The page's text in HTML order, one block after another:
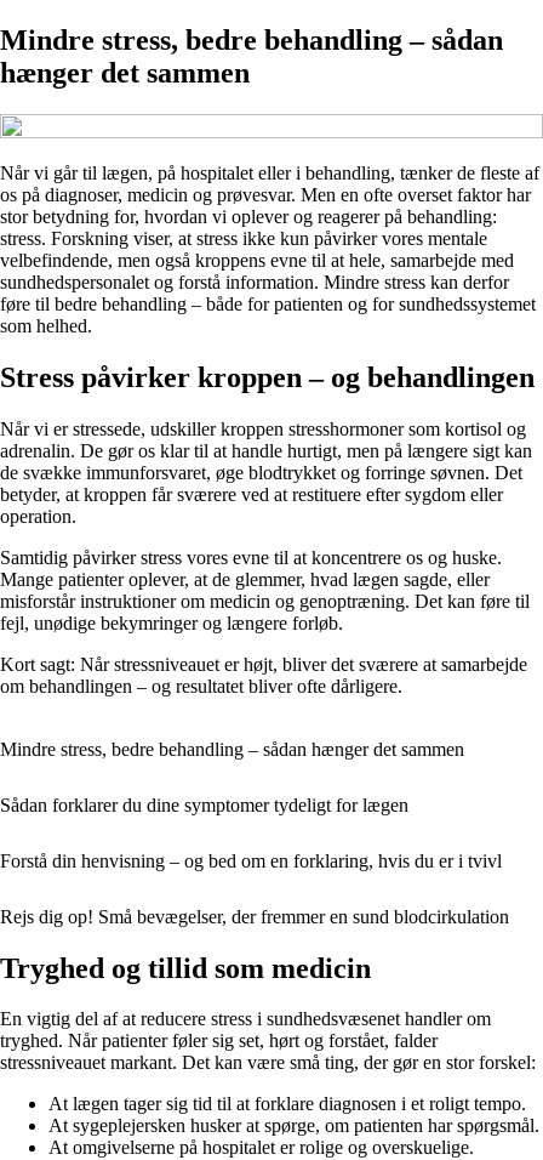
Mindre stress, bedre behandling – sådan
hænger det sammen
Når vi går til lægen, på hospitalet eller i behandling, tænker de fleste af
os på diagnoser, medicin og prøvesvar. Men en ofte overset faktor har
stor betydning for, hvordan vi oplever og reagerer på behandling:
stress. Forskning viser, at stress ikke kun påvirker vores mentale
velbefindende, men også kroppens evne til at hele, samarbejde med
sundhedspersonalet og forstå information. Mindre stress kan derfor
føre til bedre behandling – både for patienten og for sundhedssystemet
som helhed.
Stress påvirker kroppen – og behandlingen
Når vi er stressede, udskiller kroppen stresshormoner som kortisol og
adrenalin. De gør os klar til at handle hurtigt, men på længere sigt kan
de svække immunforsvaret, øge blodtrykket og forringe søvnen. Det
betyder, at kroppen får sværere ved at restituere efter sygdom eller
operation.
Samtidig påvirker stress vores evne til at koncentrere os og huske.
Mange patienter oplever, at de glemmer, hvad lægen sagde, eller
misforstår instruktioner om medicin og genoptræning. Det kan føre til
fejl, unødige bekymringer og længere forløb.
Kort sagt: Når stressniveauet er højt, bliver det sværere at samarbejde
om behandlingen – og resultatet bliver ofte dårligere.
Mindre stress, bedre behandling – sådan hænger det sammen
Sådan forklarer du dine symptomer tydeligt for lægen
Forstå din henvisning – og bed om en forklaring, hvis du er i tvivl
Rejs dig op! Små bevægelser, der fremmer en sund blodcirkulation
Tryghed og tillid som medicin
En vigtig del af at reducere stress i sundhedsvæsenet handler om
tryghed. Når patienter føler sig set, hørt og forstået, falder
stressniveauet markant. Det kan være små ting, der gør en stor forskel:
At lægen tager sig tid til at forklare diagnosen i et roligt tempo.
At sygeplejersken husker at spørge, om patienten har spørgsmål.
At omgivelserne på hospitalet er rolige og overskuelige.